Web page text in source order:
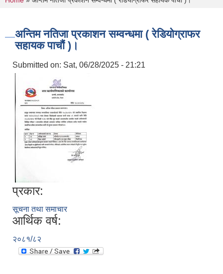
अन्तिम नतिजा प्रकाशन सम्वन्धमा ( रेडियोग्राफर
सहायक पाचौं )।
Submitted on: Sat, 06/28/2025 - 21:21
प्रकार:
सूचना तथा समाचार
आर्थिक वर्ष:
२०८१/८२